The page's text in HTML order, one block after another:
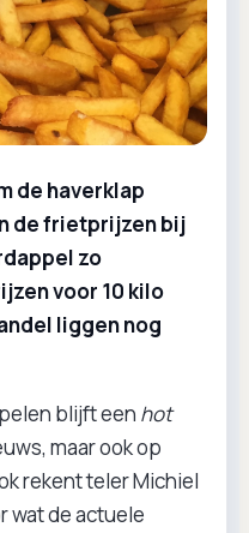
de haverklap
de frietprijzen bij
zo
voor 10 kilo
liggen nog
blijft een hot
maar ook op
rekent teler Michiel
wat de actuele